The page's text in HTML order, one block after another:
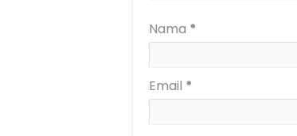
Nama *
Email *